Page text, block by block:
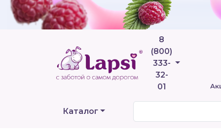
8
(800)
333-
32-
01
Телефоны
Каталог